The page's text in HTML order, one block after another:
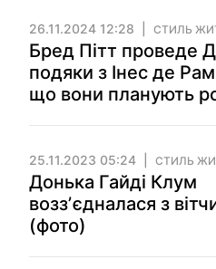
26.11.2024 12:28 СТИЛЬ
Бред Пітт проведе
подяки з Інес де
що вони планують
25.11.2023 05:24 СТИЛЬ
Донька Гайді Клум
воззʼєдналася з
(фото)